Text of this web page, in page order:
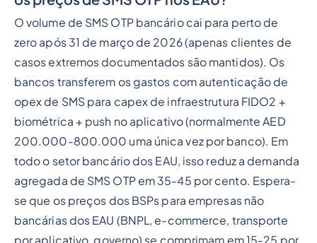
O volume de SMS OTP bancário cai para perto de
zero após 31 de março de 2026 (apenas clientes de
casos extremos documentados são mantidos). Os
bancos transferem os gastos com autenticação de
opex de SMS para capex de infraestrutura FIDO2 +
biométrica + push no aplicativo (normalmente AED
200.000-800.000 uma única vez por banco). Em
todo o setor bancário dos EAU, isso reduz a demanda
agregada de SMS OTP em 35-45 por cento. Espera-
se que os preços dos BSPs para empresas não
bancárias dos EAU (BNPL, e-commerce, transporte
por aplicativo, governo) se comprimam em 15-25 por